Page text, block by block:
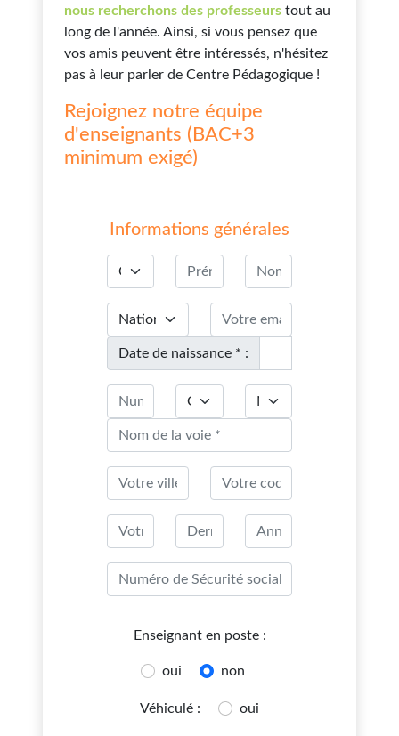
nous recherchons des professeurs tout au
long de l'année. Ainsi, si vous pensez que
vos amis peuvent être intéressés, n'hésitez
pas à leur parler de Centre Pédagogique !
Rejoignez notre équipe
d'enseignants (BAC+3
minimum exigé)
Informations générales
Date de naissance * :
Enseignant en poste :
oui non
Véhiculé : oui